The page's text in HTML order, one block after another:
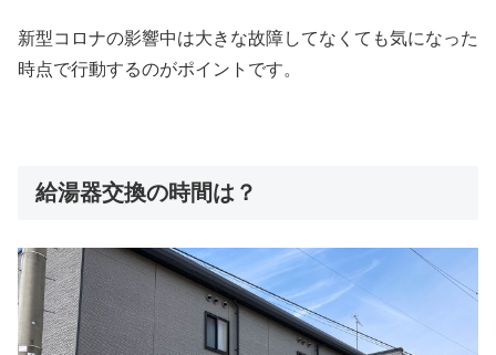
新型コロナの影響中は大きな故障してなくても気になった
時点で行動するのがポイントです。
給湯器交換の時間は？